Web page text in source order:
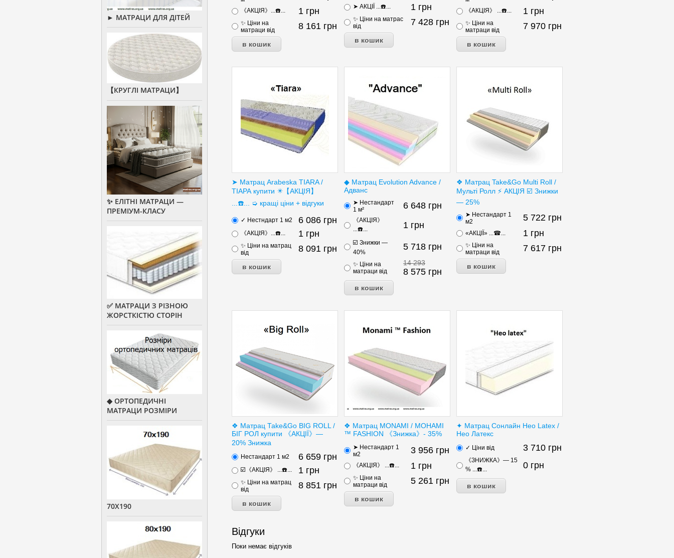
《АКЦІЯ》...☎️... 1 грн
✨ Ціни на
матраци від
8 161 грн
➤ АКЦІЇ ...☎️... 1 грн
✨ Ціни на матраc
від
7 428 грн
《АКЦІЯ》 ...☎️... 1 грн
✨ Ціни на
матраци від
7 970 грн
➤ Матрац Arabeska TIARA /
ТІАРА купити ✴️【АКЦІЯ】
...☎️... ➭ кращі ціни + відгуки
✓ Нестндарт 1 м2 6 086 грн
《АКЦІЯ》...☎️... 1 грн
✨ Ціни на матрац
від
8 091 грн
◆ Матрац Evolution Advance /
Адванс
➤ Нестандарт
1 м²
6 648 грн
《АКЦІЯ》
...☎️...
1 грн
☑️ Знижки —
40%
5 718 грн
✨ Ціни на
матраци від
14 293
8 575 грн
❖ Матрац Take&Go Multi Roll /
Мульті Ролл ⚡ АКЦІЯ ☑️ Знижки
— 25%
➤ Нестандарт 1
м2
5 722 грн
«АКЦІЇ» ...☎... 1 грн
✨ Ціни на
матраци від
7 617 грн
❖ Матрац Таke&Go BIG ROLL /
БІГ РОЛ купити 《АКЦІЇ》—
20% Знижка
Нестандарт 1 м2 6 659 грн
☑️《АКЦІЯ》 ...☎️... 1 грн
✨ Ціни на матрац
від
8 851 грн
❖ Матрац MONAMI / МОНАМІ
™ FASHION 《Знижка》- 35%
➤ Нестандарт 1
м2
3 956 грн
《АКЦІЯ》 ...☎️... 1 грн
✨ Ціни на
матраци від
5 261 грн
✦ Матрац Сонлайн Нео Latex /
Нео Латекс
✓ Ціни від 3 710 грн
《ЗНИЖКА》— 15
% ...☎️...
0 грн
Відгуки
Поки немає відгуків
► МАТРАЦИ ДЛЯ ДІТЕЙ
【КРУГЛІ МАТРАЦИ】
✨ ЕЛІТНІ МАТРАЦИ —
ПРЕМІУМ-КЛАСУ
✅ МАТРАЦИ З РІЗНОЮ
ЖОРСТКІСТЮ СТОРІН
◆ ОРТОПЕДИЧНІ
МАТРАЦИ РОЗМІРИ
70Х190